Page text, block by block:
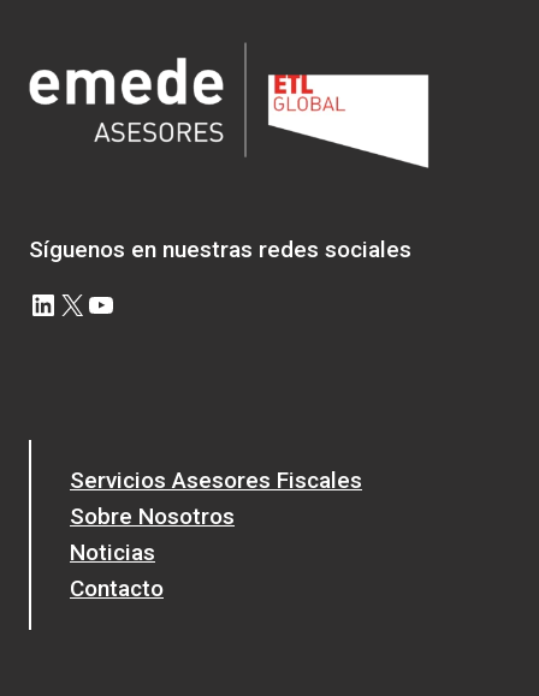
Síguenos en nuestras redes sociales
LinkedIn
X YouTube
Servicios Asesores Fiscales
Sobre Nosotros
Noticias
Contacto